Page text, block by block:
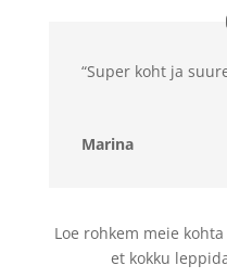
“Super koht ja
Marina
Loe rohkem meie kohta
et kokku